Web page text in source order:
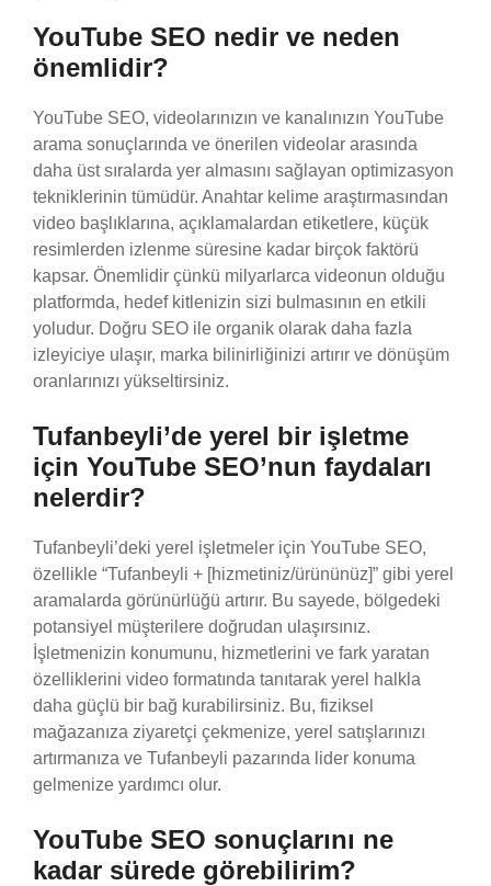
YouTube SEO nedir ve neden
önemlidir?
YouTube SEO, videolarınızın ve kanalınızın YouTube
arama sonuçlarında ve önerilen videolar arasında
daha üst sıralarda yer almasını sağlayan optimizasyon
tekniklerinin tümüdür. Anahtar kelime araştırmasından
video başlıklarına, açıklamalardan etiketlere, küçük
resimlerden izlenme süresine kadar birçok faktörü
kapsar. Önemlidir çünkü milyarlarca videonun olduğu
platformda, hedef kitlenizin sizi bulmasının en etkili
yoludur. Doğru SEO ile organik olarak daha fazla
izleyiciye ulaşır, marka bilinirliğinizi artırır ve dönüşüm
oranlarınızı yükseltirsiniz.
Tufanbeyli’de yerel bir işletme
için YouTube SEO’nun faydaları
nelerdir?
Tufanbeyli’deki yerel işletmeler için YouTube SEO,
özellikle “Tufanbeyli + [hizmetiniz/ürününüz]” gibi yerel
aramalarda görünürlüğü artırır. Bu sayede, bölgedeki
potansiyel müşterilere doğrudan ulaşırsınız.
İşletmenizin konumunu, hizmetlerini ve fark yaratan
özelliklerini video formatında tanıtarak yerel halkla
daha güçlü bir bağ kurabilirsiniz. Bu, fiziksel
mağazanıza ziyaretçi çekmenize, yerel satışlarınızı
artırmanıza ve Tufanbeyli pazarında lider konuma
gelmenize yardımcı olur.
YouTube SEO sonuçlarını ne
kadar sürede görebilirim?